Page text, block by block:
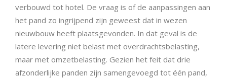
verbouwd tot hotel. De vraag is of de aanpassingen aan
het pand zo ingrijpend zijn geweest dat in wezen
nieuwbouw heeft plaatsgevonden. In dat geval is de
latere levering niet belast met overdrachtsbelasting,
maar met omzetbelasting. Gezien het feit dat drie
afzonderlijke panden zijn samengevoegd tot één pand,